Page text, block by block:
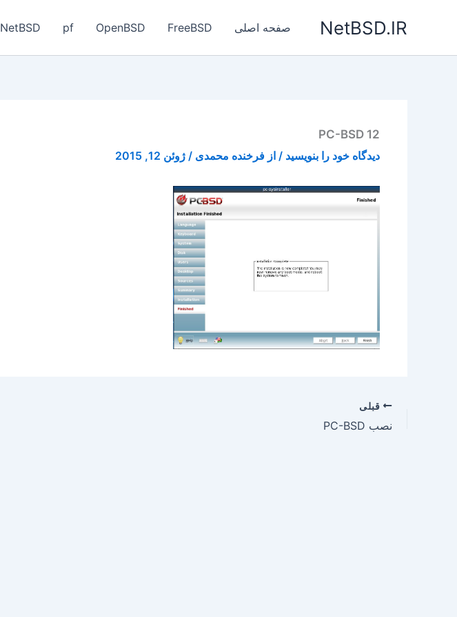
NetBSD.IR صفحه اصلی FreeBSD
OpenBSD
pf
NetBSD
PC-BSD 12
دیدگاه‌ خود را بنویسید / از فرخنده محمدی / ژوئن 12, 2015
قبلی
نصب PC-BSD